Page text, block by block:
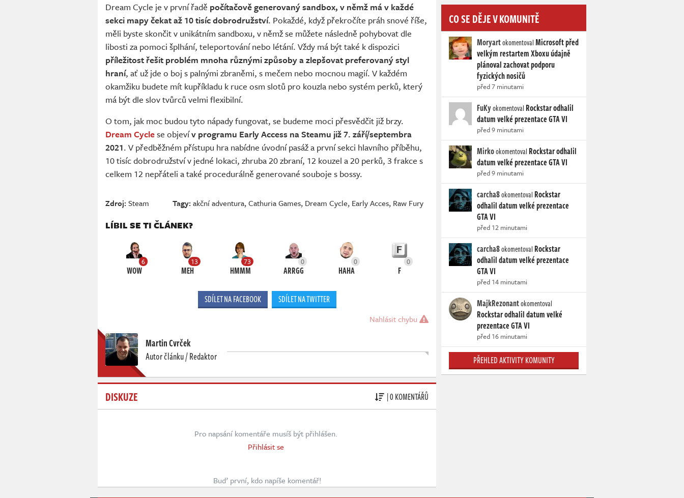
Dream Cycle je v první řadě počítačově generovaný sandbox, v němž má v každé
sekci mapy čekat až 10 tisíc dobrodružství. Pokaždé, když překročíte práh snové říše,
měli byste skončit v unikátním sandboxu, v němž se můžete následně pohybovat dle
libosti za pomoci šplhání, teleportování nebo létání. Vždy má být také k dispozici
příležitost řešit problém mnoha různými způsoby a zlepšovat preferovaný styl
hraní, ať už jde o boj s palnými zbraněmi, s mečem nebo mocnou magií. V každém
okamžiku budete mít kupříkladu k ruce osm slotů pro kouzla nebo systém perků, který
má být dle slov tvůrců velmi flexibilní.
O tom, jak moc budou tyto nápady fungovat, se budeme moci přesvědčit již brzy.
Dream Cyclese objevív programu Early Access na Steamu již 7. září/septembra
2021. V předběžném přístupu hra nabídne úvodní pasáž a první sekci hlavního příběhu,
10 tisíc dobrodružství v jedné lokaci, zhruba 20 zbraní, 12 kouzel a 20 perků, 3 frakce s
celkem 12 nepřáteli a také procedurálně generované souboje s bossy.
Zdroj:Steam Tagy:akční adventura,Cathuria Games, Dream Cycle, Early Acces, Raw Fury
LÍBIL SE TI ČLÁNEK?
6
WOW
13
MEH
73
HMMM
0
ARRGG
0
HAHA
0
F
SDÍLET NA FACEBOOK SDÍLET NA TWITTER
Nahlásit chybu
Martin Cvrček
Autor článku / Redaktor
DISKUZE | 0 KOMENTÁŘŮ
Pro napsání komentáře musíš být přihlášen.
Přihlásit se
Buď první, kdo napíše komentář!
CO SE DĚJE V KOMUNITĚ
MoryartokomentovalMicrosoft před
velkým restartem Xboxu údajně
plánoval zachovat podporu
fyzických nosičů
před 7 minutami
FuKyokomentoval Rockstar odhalil
datum velké prezentace GTA VI
před 9 minutami
Mirkookomentoval Rockstar odhalil
datum velké prezentace GTA VI
před 9 minutami
carcha8okomentoval Rockstar
odhalil datum velké prezentace
GTA VI
před 12 minutami
carcha8okomentoval Rockstar
odhalil datum velké prezentace
GTA VI
před 14 minutami
MajkRezonantokomentoval
Rockstar odhalil datum velké
prezentace GTA VI
před 16 minutami
PŘEHLED AKTIVITY KOMUNITY